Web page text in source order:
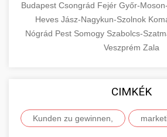
Budapest Csongrád Fejér Győr-
Heves Jász-Nagykun-Szolnok
Nógrád Pest Somogy Szabolcs-
Veszprém Zala
CIMKÉK
Kunden zu gewinnen,